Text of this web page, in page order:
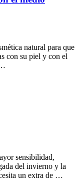
natural para que
con su piel y con el
sensibilidad,
del invierno y la
un extra de …